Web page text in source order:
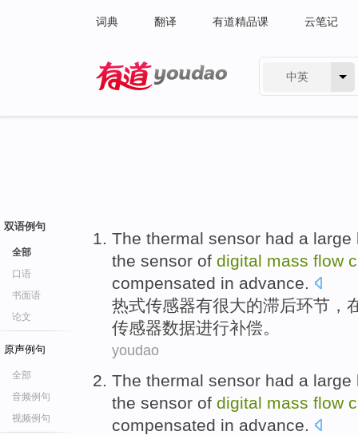
词典 翻译 有道精品课 云笔记
中英
双语例句
全部
口语
书面语
论文
原声例句
全部
音频例句
视频例句
The thermal sensor had a large
the sensor of digital mass flow
compensated in advance.
热式传感器有很大的滞后环节 ，
传感器数据进行补偿。
youdao
The thermal sensor had a large
the sensor of digital mass flow
compensated in advance.